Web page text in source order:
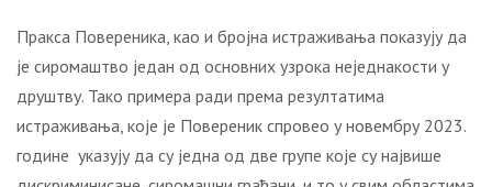
Пракса Повереника, као и бројна истраживања показују да
је сиромаштво један од основних узрока неједнакости у
друштву. Тако примера ради према резултатима
истраживања, које је Повереник спровео у новембру 2023.
године указују да су једна од две групе које су највише